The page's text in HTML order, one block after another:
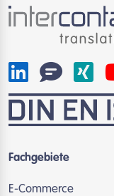
Fachgebiete
E-Commerce